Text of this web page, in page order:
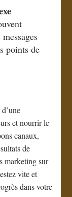
points de
et nourrir le
canaux,
de
marketing sur
vite et
dans votre